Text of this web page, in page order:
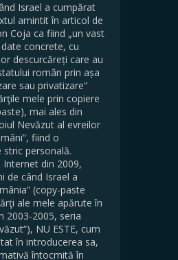
Israel a cumpărat
amintit în articol de
Coja ca fiind „un vast
concrete, cu
descurcăreți care au
român prin așa
sau privatizare“
mele prin copiere
mai ales din
Nevăzut al evreilor
fiind o
personală.
din 2009,
de când Israel a
(copy-paste
ale mele apărute în
2003-2005, seria
NU ESTE, cum
în introducerea sa,
întocmită în